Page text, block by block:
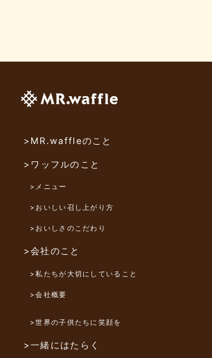
>MR.waffleのこと
>ワッフルのこと
>メニュー
>おいしい召し上がり方
>おいしさのこだわり
>会社のこと
>私たちが大切にしていること
>会社概要
>世界の子供たちに笑顔を
>一緒にはたらく